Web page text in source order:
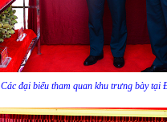
Các đại biểu tham quan khu trưng bày tại